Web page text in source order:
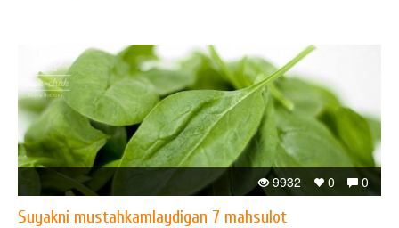
0
0
9932
Suyakni mustahkamlaydigan 7 mahsulot